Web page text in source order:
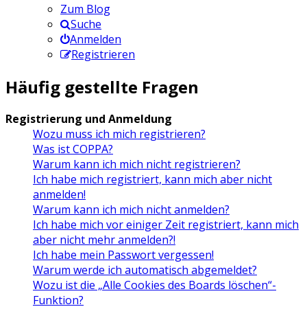
Zum Blog
Suche
Anmelden
Registrieren
Häufig gestellte Fragen
Registrierung und Anmeldung
Wozu muss ich mich registrieren?
Was ist COPPA?
Warum kann ich mich nicht registrieren?
Ich habe mich registriert, kann mich aber nicht
anmelden!
Warum kann ich mich nicht anmelden?
Ich habe mich vor einiger Zeit registriert, kann mich
aber nicht mehr anmelden?!
Ich habe mein Passwort vergessen!
Warum werde ich automatisch abgemeldet?
Wozu ist die „Alle Cookies des Boards löschen“-
Funktion?